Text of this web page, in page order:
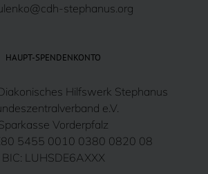
stephanus.org
HAUPT-SPENDENKONTO
Hilfswerk Stephanus
e.V.
Vorderpfalz
5455 0010 0380 0820 08
BIC: LUHSDE6AXXX